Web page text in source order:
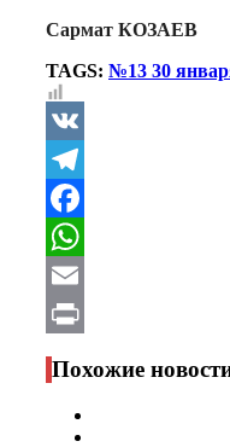
Сармат КОЗАЕВ
TAGS: №13 30
VK
Telegram
Facebook
WhatsApp
Email
Print
Похожие